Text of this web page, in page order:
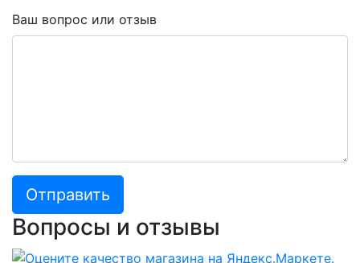
Ваш вопрос или отзыв
Отправить
Вопросы и отзывы